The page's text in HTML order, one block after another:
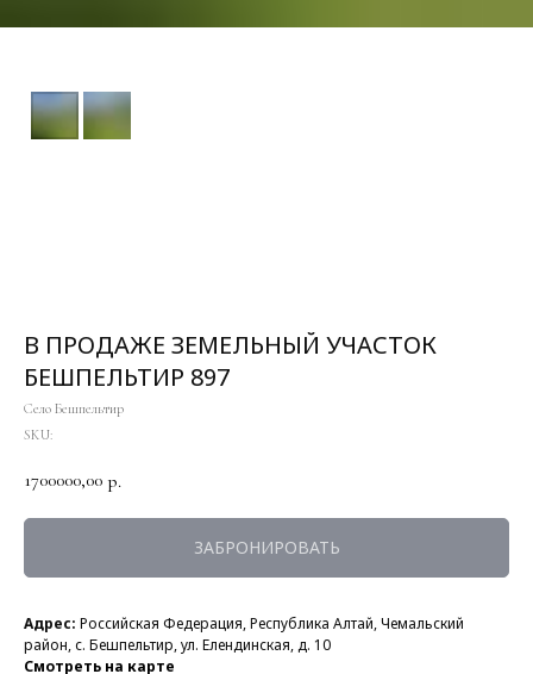
В ПРОДАЖЕ ЗЕМЕЛЬНЫЙ УЧАСТОК
БЕШПЕЛЬТИР 897
Село Бешпельтир
SKU:
1700000,00 р.
ЗАБРОНИРОВАТЬ
Адрес: Российская Федерация, Республика Алтай, Чемальский
район, с. Бешпельтир, ул. Елендинская, д. 10
Смотреть на карте